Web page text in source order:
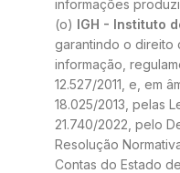
informações
(o) IGH - Instituto
garantindo o direito
informação,
12.527/2011, e, em
18.025/2013, pelas
21.740/2022, pelo
Resolução
Contas do Estado